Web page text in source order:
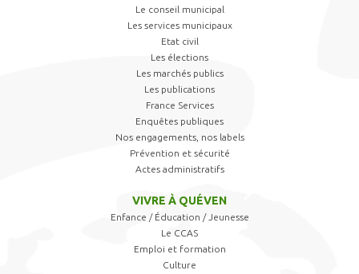
Le conseil municipal
Les services municipaux
Etat civil
Les élections
Les marchés publics
Les publications
France Services
Enquêtes publiques
Nos engagements, nos labels
Prévention et sécurité
Actes administratifs
VIVRE À QUÉVEN
Enfance / Éducation / Jeunesse
Le CCAS
Emploi et formation
Culture